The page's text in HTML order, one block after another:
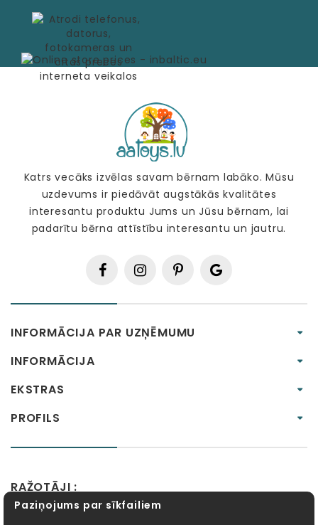
Katrs vecāks izvēlas savam bērnam labāko. Mūsu
uzdevums ir piedāvāt augstākās kvalitātes
interesantu produktu Jums un Jūsu bērnam, lai
padarītu bērna attīstību interesantu un jautru.
INFORMĀCIJA PAR UZŅĒMUMU
INFORMĀCIJA
EKSTRAS
PROFILS
RAŽOTĀJI :
Alexander Toys APLI kids
Paziņojums par sīkfailiem